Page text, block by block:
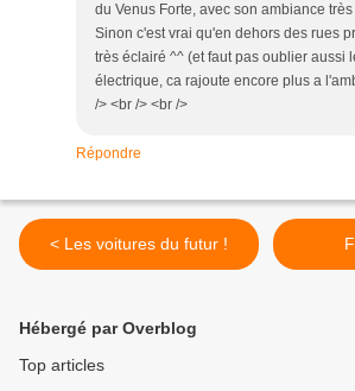
du Venus Forte, avec son ambiance
Sinon c'est vrai qu'en dehors des rues
très éclairé ^^ (et faut pas oublier aussi
électrique, ca rajoute encore plus a
/> <br /> <br />
Répondre
< Les voitures du futur !
Hébergé par Overblog
Top articles